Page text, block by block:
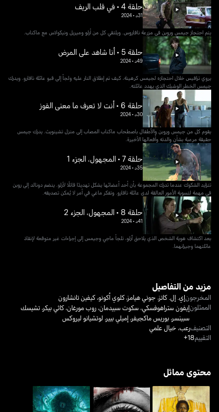
حلقة 4 • في قلب الريف
31د •
2024
يتم احتجاز جيمس وروبن في مزرعة نافاروس. ويلتقي كل من أرلو وميريل ونيكولاس مع ماكناب.
حلقة 5 • أنا شاهد على المرض
49د •
2024
يروي ترافيس خلال احتجازه لجيمس كرهينة، كيف تم إطلاق النار عليه ولجأ إلى قبو عائلة نافارو. ويدرك
جيمس الخطر الوشيك الذي يهدد عائلته.
حلقة 6 • أنت لا تعرف ما معنى الفوز
30د •
2024
يقوم كل من جيمس وروبن والأطفال باصطحاب ماكناب المصاب إلى منزل تشينويث. يدرك جيمس
حقيقة مرعبة بشأن والدته وأفعالها الأخيرة.
حلقة 7 • المجهول، الجزء 1
35د •
2024
تتزايد الشكوك عندما تدرك المجموعة بأن أحد أعضائها يشكل تهديدًا قاتلًا لأرلو. ينضم دونالد إلى روبن
في مهمة لتسوية الأمور العالقة لدى عائلة نافارو. وتفكر ماغي في أمر لا يُمكن تصديقه.
حلقة 8 • المجهول، الجزء 2
41د •
2024
بعد اكتشاف هوية الشخص الذي يلاحق آرلو، تلجأ ماجي وجيمس إلى إجراءات غير متوقعة لإنقاذ
عائلتهما وجيرانهما.
مزيد من التفاصيل
المخرجونإي. إل. كاتز، جوني هيامز،كلوي أكونو،كيفين تانشارون
الممثلونإيفون ستراهوفسكي، سكوت سبيدمان،روب مورغان،كاثي بيكر،تشيسك
سبينسر،بوريس ماكجيفر، إميلي بيير، لوتشيانو ليروكس
التصنيفرعب، خيال علمي
التقييم18+
محتوى مماثل